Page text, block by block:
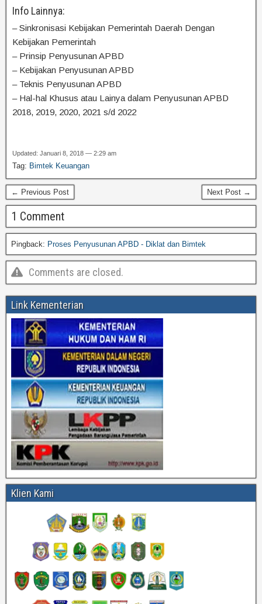
Info Lainnya:
– Sinkronisasi Kebijakan Pemerintah Daerah Dengan
Kebijakan Pemerintah
– Prinsip Penyusunan APBD
– Kebijakan Penyusunan APBD
– Teknis Penyusunan APBD
– Hal-hal Khusus atau Lainya dalam Penyusunan APBD
2018, 2019, 2020, 2021 s/d 2022
Updated: Januari 8, 2018 — 2:29 am
Tag: Bimtek Keuangan
← Previous Post Next Post →
1 Comment
Pingback: Proses Penyusunan APBD - Diklat dan Bimtek
Comments are closed.
Link Kementerian
Klien Kami